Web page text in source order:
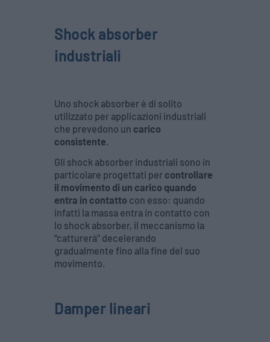
Shock absorber
industriali
Uno shock absorber è di solito
utilizzato per applicazioni industriali
che prevedono un carico
consistente.
Gli shock absorber industriali sono in
particolare progettati per controllare
il movimento di un carico quando
entra in contatto con esso: quando
infatti la massa entra in contatto con
lo shock absorber, il meccanismo la
“catturerà” decelerando
gradualmente fino alla fine del suo
movimento.
Damper lineari